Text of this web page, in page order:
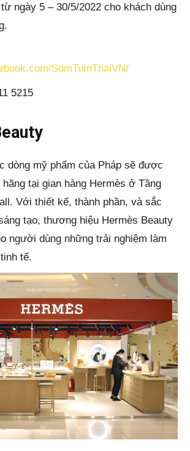
ngày 5 – 30/5/2022 cho khách dùng
SomTumThaiVN/
5215
dòng mỹ phẩm của Pháp sẽ được
tại gian hàng Hermès ở Tầng
Với thiết kế, thành phần, và sắc
tạo, thương hiệu Hermès Beauty
người dùng những trải nghiệm làm
tế.